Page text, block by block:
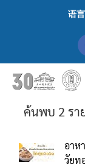
语言
ค้นพบ 2 รา
อาห
วัยท